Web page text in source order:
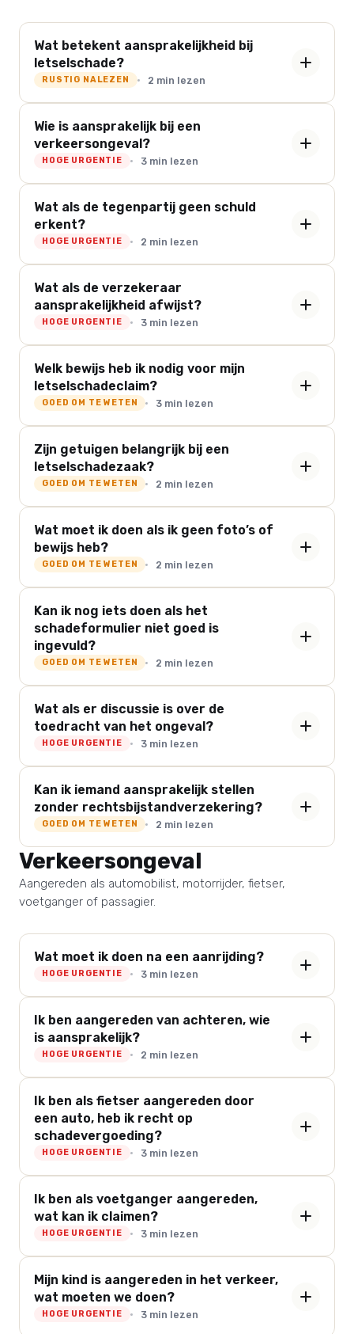
Wat betekent aansprakelijkheid bij
letselschade?
RUSTIG NALEZEN 2 min lezen
Wie is aansprakelijk bij een
verkeersongeval?
HOGE URGENTIE 3 min lezen
Wat als de tegenpartij geen schuld
erkent?
HOGE URGENTIE 2 min lezen
Wat als de verzekeraar
aansprakelijkheid afwijst?
HOGE URGENTIE 3 min lezen
Welk bewijs heb ik nodig voor mijn
letselschadeclaim?
GOED OM TE WETEN 3 min lezen
Zijn getuigen belangrijk bij een
letselschadezaak?
GOED OM TE WETEN 2 min lezen
Wat moet ik doen als ik geen foto’s of
bewijs heb?
GOED OM TE WETEN 2 min lezen
Kan ik nog iets doen als het
schadeformulier niet goed is
ingevuld?
GOED OM TE WETEN 2 min lezen
Wat als er discussie is over de
toedracht van het ongeval?
HOGE URGENTIE 3 min lezen
Kan ik iemand aansprakelijk stellen
zonder rechtsbijstandverzekering?
GOED OM TE WETEN 2 min lezen
Verkeersongeval
Aangereden als automobilist, motorrijder, fietser,
voetganger of passagier.
Wat moet ik doen na een aanrijding?
HOGE URGENTIE 3 min lezen
Ik ben aangereden van achteren, wie
is aansprakelijk?
HOGE URGENTIE 2 min lezen
Ik ben als fietser aangereden door
een auto, heb ik recht op
schadevergoeding?
HOGE URGENTIE 3 min lezen
Ik ben als voetganger aangereden,
wat kan ik claimen?
HOGE URGENTIE 3 min lezen
Mijn kind is aangereden in het verkeer,
wat moeten we doen?
HOGE URGENTIE 3 min lezen